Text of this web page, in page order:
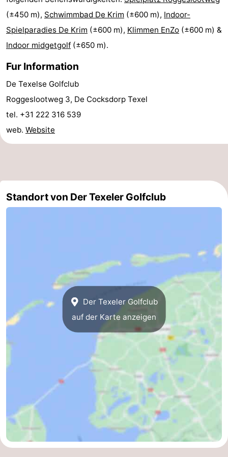
Minigolfplätze
Natur
Führungen
Sport
-
Radfahren
-
Surfen
-
trinken
Veranstaltungen
Praktisch
Forum
Fähre
Parken
Inselhüpfen
(±450 m), Schwimmbad De Krim (±600 m), Indoor-
Spielparadies De Krim (±600 m), Klimmen EnZo (±600 m) &
Indoor midgetgolf (±650 m).
Fur Information
De Texelse Golfclub
Roggeslootweg 3, De Cocksdorp Texel
tel. +31 222 316 539
web. Website
Standort von Der Texeler Golfclub
Der Texeler Golfclub
auf der Karte anzeigen